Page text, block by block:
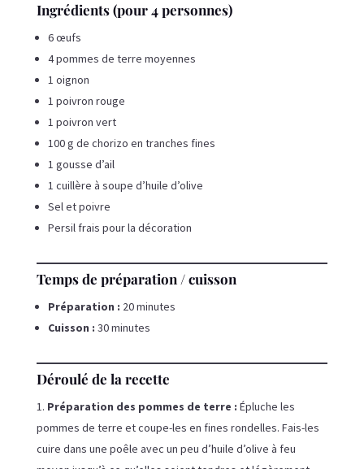
Ingrédients (pour 4 personnes)
6 œufs
4 pommes de terre moyennes
1 oignon
1 poivron rouge
1 poivron vert
100 g de chorizo en tranches fines
1 gousse d’ail
1 cuillère à soupe d’huile d’olive
Sel et poivre
Persil frais pour la décoration
Temps de préparation / cuisson
Préparation : 20 minutes
Cuisson : 30 minutes
Déroulé de la recette
Préparation des pommes de terre : Épluche les
pommes de terre et coupe-les en fines rondelles. Fais-les
cuire dans une poêle avec un peu d’huile d’olive à feu